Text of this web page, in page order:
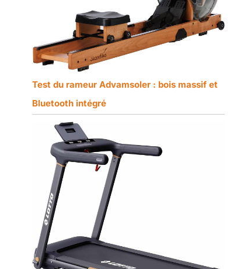
Test du rameur Advamsoler : bois massif et
Bluetooth intégré